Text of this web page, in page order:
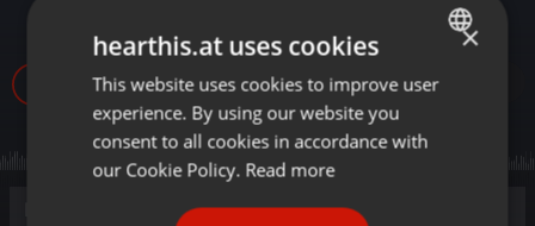
860 ENGLISH
GERMAN
×
hearthis.at uses cookies
This website uses cookies to improve user
experience. By using our website you
consent to all cookies in accordance with
our Cookie Policy. Read more